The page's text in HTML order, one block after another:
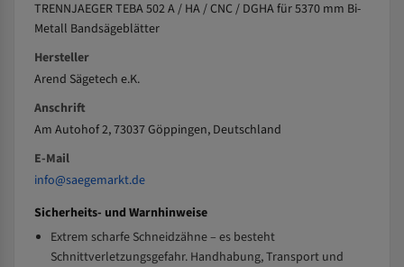
TRENNJAEGER TEBA 502 A / HA / CNC / DGHA für 5370 mm Bi-
Metall Bandsägeblätter
Hersteller
Arend Sägetech e.K.
Anschrift
Am Autohof 2, 73037 Göppingen, Deutschland
E-Mail
info@saegemarkt.de
Sicherheits- und Warnhinweise
Extrem scharfe Schneidzähne – es besteht
Schnittverletzungsgefahr. Handhabung, Transport und